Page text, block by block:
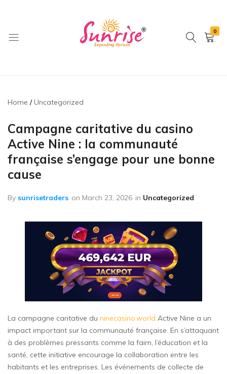
0
Home Uncategorized
Campagne caritative du casino
Active Nine : la communauté
française s’engage pour une bonne
cause
By sunrisetraders on March 23, 2026 in Uncategorized
La campagne caritative du ninecasino.world Active Nine a un
impact important sur la communauté française. En s’attaquant
à des problèmes pressants comme la faim, l’éducation et la
santé, cette initiative encourage la collaboration entre les
habitants et les entreprises. Les événements de collecte de